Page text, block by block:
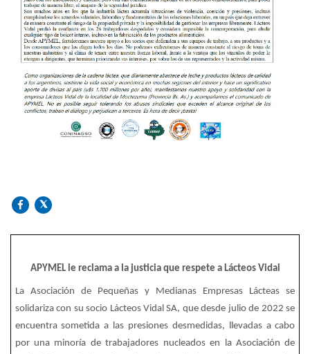
APYMEL le reclama a la justicia que respete a Lácteos Vidal
La Asociación de Pequeñas y Medianas Empresas Lácteas se
solidariza con su socio Lácteos Vidal SA, que desde julio de 2022 se
encuentra sometida a las presiones desmedidas, llevadas a cabo
por una minoría de trabajadores nucleados en la Asociación de